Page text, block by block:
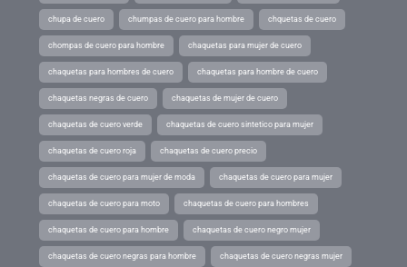
chupa de cuero chumpas de cuero para hombre chquetas de cuero
chompas de cuero para hombre chaquetas para mujer de cuero
chaquetas para hombres de cuero chaquetas para hombre de cuero
chaquetas negras de cuero chaquetas de mujer de cuero
chaquetas de cuero verde chaquetas de cuero sintetico para mujer
chaquetas de cuero roja chaquetas de cuero precio
chaquetas de cuero para mujer de moda chaquetas de cuero para mujer
chaquetas de cuero para moto chaquetas de cuero para hombres
chaquetas de cuero para hombre chaquetas de cuero negro mujer
chaquetas de cuero negras para hombre chaquetas de cuero negras mujer